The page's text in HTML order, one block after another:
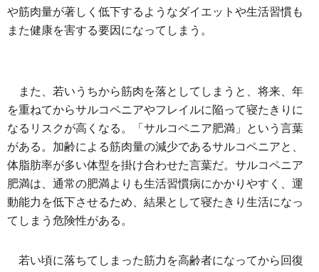
や筋肉量が著しく低下するようなダイエットや生活習慣も
また健康を害する要因になってしまう。
また、若いうちから筋肉を落としてしまうと、将来、年
を重ねてからサルコペニアやフレイルに陥って寝たきりに
なるリスクが高くなる。「サルコペニア肥満」という言葉
がある。加齢による筋肉量の減少であるサルコペニアと、
体脂肪率が多い体型を掛け合わせた言葉だ。サルコペニア
肥満は、通常の肥満よりも生活習慣病にかかりやすく、運
動能力を低下させるため、結果として寝たきり生活になっ
てしまう危険性がある。
若い頃に落ちてしまった筋力を高齢者になってから回復